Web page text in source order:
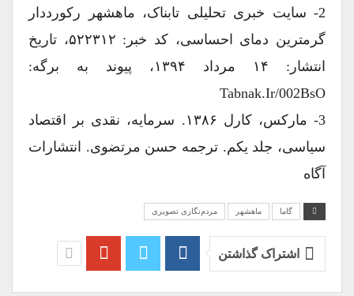
2- سایت خبری تحلیلی تابناک، ماهشهر رکورددار
گرمترین دمای احساسی، کد خبر: ۵۲۲۳۱۲، تاریخ
انتشار: ۱۴ مرداد ۱۳۹۴، پیوند به برگه:
Tabnak.ir/002BsO
3- مارکس، کارل ۱۳۸۶. سرمایه، نقدی بر اقتصاد
سیاسی، جلد یکم. ترجمه حسن مرتضوی. انتشارات
آگاه
گاما ماهشهر مردم‌نگاری تصویری
اشتراک گذاشتن